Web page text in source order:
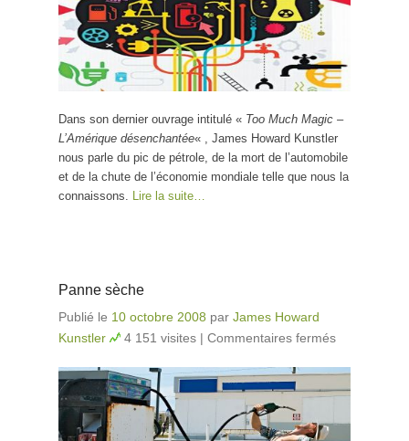
Dans son dernier ouvrage intitulé « Too Much Magic –
L’Amérique désenchantée« , James Howard Kunstler
nous parle du pic de pétrole, de la mort de l’automobile
et de la chute de l’économie mondiale telle que nous la
connaissons. Lire la suite…
Panne sèche
Publié le 10 octobre 2008 par James Howard
Kunstler
4 151 visites | Commentaires fermés
sèche